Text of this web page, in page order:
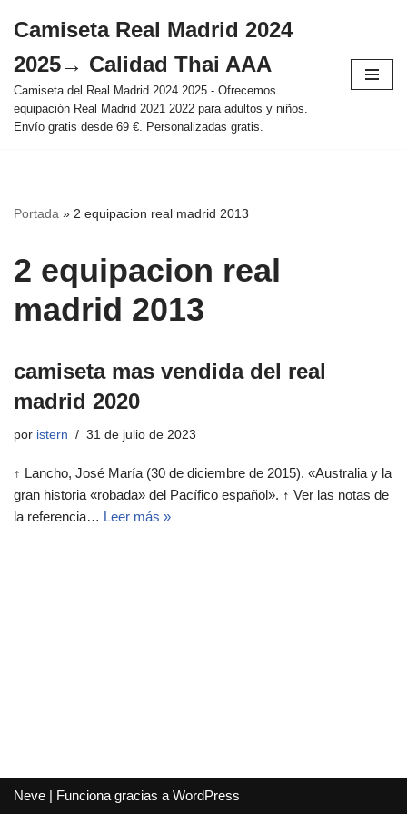
al
contenido
Camiseta Real Madrid 2024
2025→ Calidad Thai AAA
Camiseta del Real Madrid 2024 2025 - Ofrecemos
equipación Real Madrid 2021 2022 para adultos y niños.
Envío gratis desde 69 €. Personalizadas gratis.
Portada » 2 equipacion real madrid 2013
2 equipacion real
madrid 2013
camiseta mas vendida del real
madrid 2020
por istern 31 de julio de 2023
↑ Lancho, José María (30 de diciembre de 2015). «Australia y la
gran historia «robada» del Pacífico español». ↑ Ver las notas de
la referencia… Leer más »
Neve | Funciona gracias a WordPress